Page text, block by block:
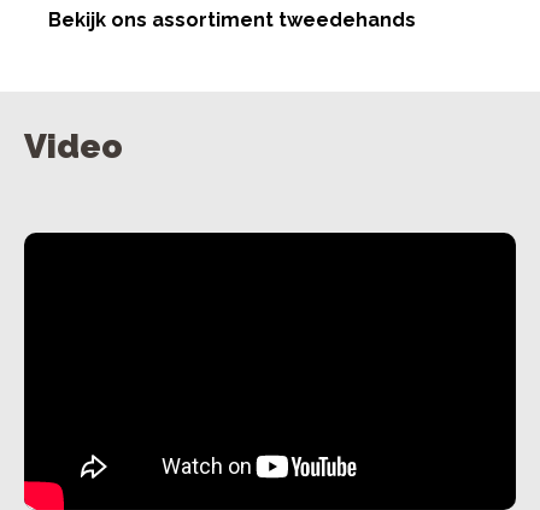
Bekijk ons assortiment tweedehands
Video